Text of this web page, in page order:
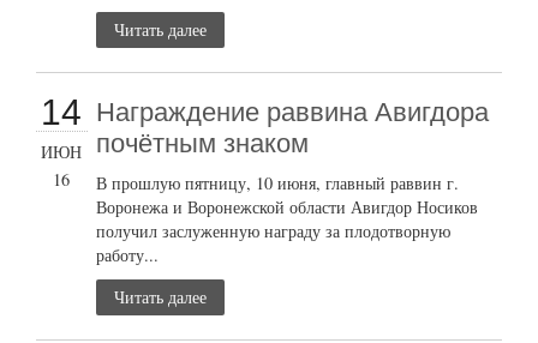
Читать далее
14
ИЮН
16
Награждение раввина Авигдора
почётным знаком
В прошлую пятницу, 10 июня, главный раввин г.
Воронежа и Воронежской области Авигдор Носиков
получил заслуженную награду за плодотворную
работу...
Читать далее